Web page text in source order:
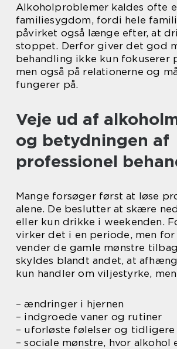
Alkoholproblemer kaldes ofte
familiesygdom, fordi hele
påvirket også længe efter, at
stoppet. Derfor giver det god
behandling ikke kun fokuserer
men også på relationerne og
fungerer på.
Veje ud af
og betydningen af
professionel
Mange forsøger først at løse
alene. De beslutter at skære
eller kun drikke i weekenden.
virker det i en periode, men
vender de gamle mønstre
skyldes blandt andet, at
kun handler om viljestyrke,
– ændringer i hjernen
– indgroede vaner og rutiner
– uforløste følelser og tidligere
– sociale mønstre, hvor alkohol